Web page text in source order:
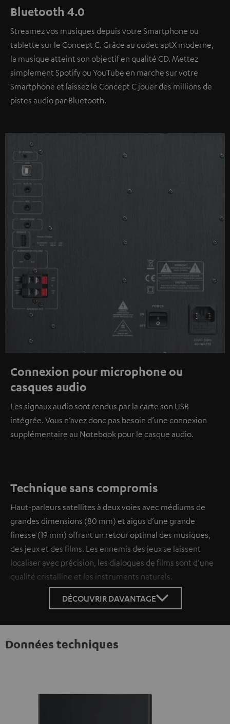
Bluetooth 4.0
Streamez vos musiques depuis votre Smartphone ou
tablette sur le Concept C. Grâce au codec aptX moderne,
la musique atteint son objectif en qualité CD. Mettez
simplement Spotify ou YouTube en marche sur votre
Smartphone et laissez le Concept C jouer des millions de
pistes audio par Bluetooth.
Connexion pour microphone ou
casques audio
Les signaux audio sont rendus par la carte son USB
intégrée. Vous n’avez donc pas besoin d’une connexion
supplémentaire au Notebook pour le casque audio.
Technique sans compromis
Haut-parleurs satellites à deux voies avec médiums de
grandes dimensions (80 mm) et aigus d’une grande
finesse (19 mm) offrant un retour optimal des musiques,
des jeux et des films. Les ennemis des jeux se laissent
localiser avec précision, les dialogues de films sont d’une
qualité cristalline et les instruments naturels.
DÉCOUVRIR DAVANTAGE
Données techniques